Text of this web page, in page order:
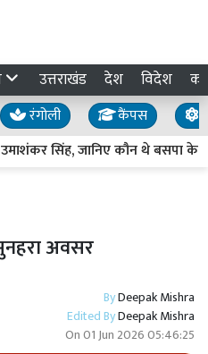
उत्तराखंड देश विदेश
रंगोली कैंपस
उमाशंकर सिंह, जानिए कौन थे बसपा के
अवसर
ByDeepak Mishra
Edited ByDeepak Mishra
On01 Jun 2026 05:46:25